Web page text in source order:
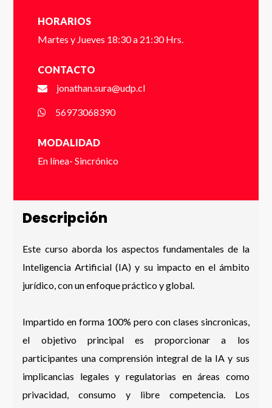
HORARIOS
Martes y Jueves 18:30 a 21:30 Hrs.
CONTACTO
jonathan.sura@udp.cl
56973068390
MODALIDAD
En línea- Sincrónico
Descripción
Este curso aborda los aspectos fundamentales de la
Inteligencia Artificial (IA) y su impacto en el ámbito
jurídico, con un enfoque práctico y global.
Impartido en forma 100% pero con clases sincronicas,
el objetivo principal es proporcionar a los
participantes una comprensión integral de la IA y sus
implicancias legales y regulatorias en áreas como
privacidad, consumo y libre competencia. Los
Apellido *
Email *
Número de Celular * (+56 9 xxxx xxxx)
Enviar